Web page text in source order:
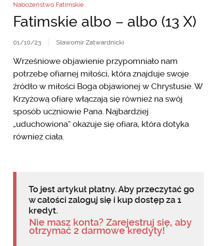
Nabożeństwo Fatimskie
Fatimskie albo – albo (13 X)
01/10/23 Sławomir Zatwardnicki
Wrześniowe objawienie przypomniało nam
potrzebę ofiarnej miłości, która znajduje swoje
źródło w miłości Boga objawionej w Chrystusie. W
Krzyżową ofiarę włączają się również na swój
sposób uczniowie Pana. Najbardziej
„uduchowiona” okazuje się ofiara, która dotyka
również ciała.
To jest artykuł płatny. Aby przeczytać go
w całości zaloguj się i kup dostęp za 1
kredyt.
Nie masz konta? Zarejestruj się, aby
otrzymać 2 darmowe kredyty!